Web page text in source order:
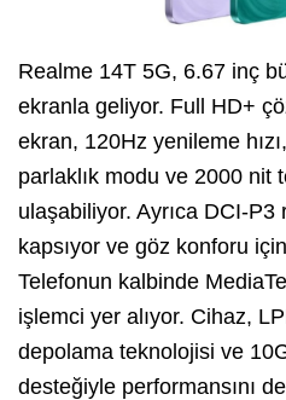
Realme 14T 5G, 6.67 inç
ekranla geliyor. Full HD+
ekran, 120Hz yenileme
parlaklık modu ve 2000 nit
ulaşabiliyor. Ayrıca DCI-P3
kapsıyor ve göz konforu
Telefonun kalbinde
işlemci yer alıyor. Cihaz,
depolama teknolojisi ve
desteğiyle performansını